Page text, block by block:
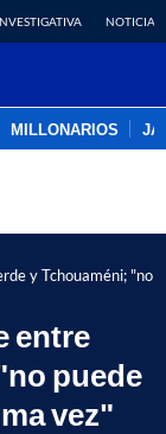
NOTICIAS
MILLONARIOS
y Tchouaméni; "no
entre
puede
vez"